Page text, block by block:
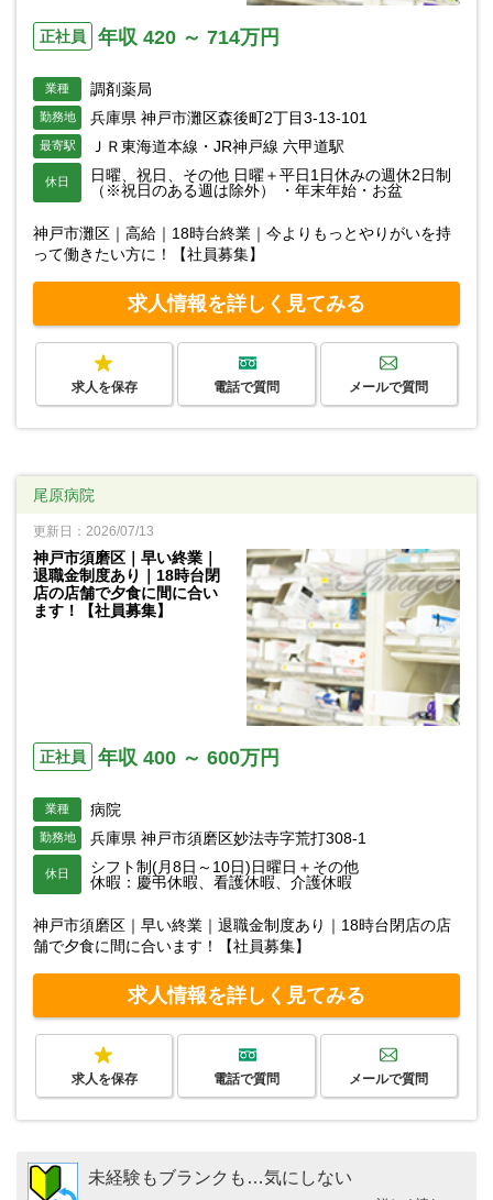
正社員 年収 420 ～ 714万円
業種 調剤薬局
勤務地 兵庫県 神戸市灘区森後町2丁目3-13-101
最寄駅 ＪＲ東海道本線・JR神戸線 六甲道駅
休日
日曜、祝日、その他 日曜＋平日1日休みの週休2日制
（※祝日のある週は除外） ・年末年始・お盆
神戸市灘区｜高給｜18時台終業｜今よりもっとやりがいを持
って働きたい方に！【社員募集】
求人情報を詳しく見てみる
求人を保存 電話で質問 メールで質問
尾原病院
更新日：2026/07/13
神戸市須磨区｜早い終業｜
退職金制度あり｜18時台閉
店の店舗で夕食に間に合い
ます！【社員募集】
正社員 年収 400 ～ 600万円
業種 病院
勤務地 兵庫県 神戸市須磨区妙法寺字荒打308-1
休日
シフト制(月8日～10日)日曜日＋その他
休暇：慶弔休暇、看護休暇、介護休暇
神戸市須磨区｜早い終業｜退職金制度あり｜18時台閉店の店
舗で夕食に間に合います！【社員募集】
求人情報を詳しく見てみる
求人を保存 電話で質問 メールで質問
未経験もブランクも…気にしない